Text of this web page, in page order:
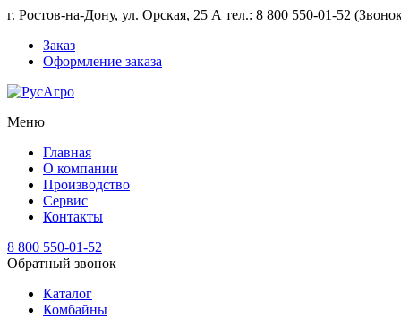
г. Ростов-на-Дону, ул. Орская, 25 А тел.: 8 800 550-01-52
Заказ
Оформление заказа
Меню
Главная
О компании
Производство
Сервис
Контакты
8 800 550-01-52
Обратный звонок
Каталог
Комбайны